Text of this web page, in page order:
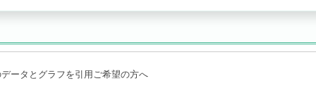
ータとグラフを引用ご希望の方へ